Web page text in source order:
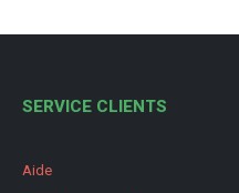
SERVICE CLIENTS
Aide